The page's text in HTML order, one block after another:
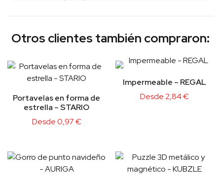
Otros clientes también compraron:
Portavelas en forma de
estrella – STARIO
Desde0,97€
Impermeable – REGAL
Desde2,84€